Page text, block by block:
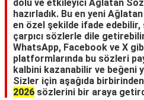
YERLER
BLOG
dolu ve etkileyici Ağlatan
hazırladık. Bu en yeni
en özel şekilde ifade edebilir,
çarpıcı sözlerle dile
WhatsApp, Facebook ve X
platformlarında bu sözleri
kalbini kazanabilir ve beğeni
Sizler için aşağıda
2026 sözlerini bir araya